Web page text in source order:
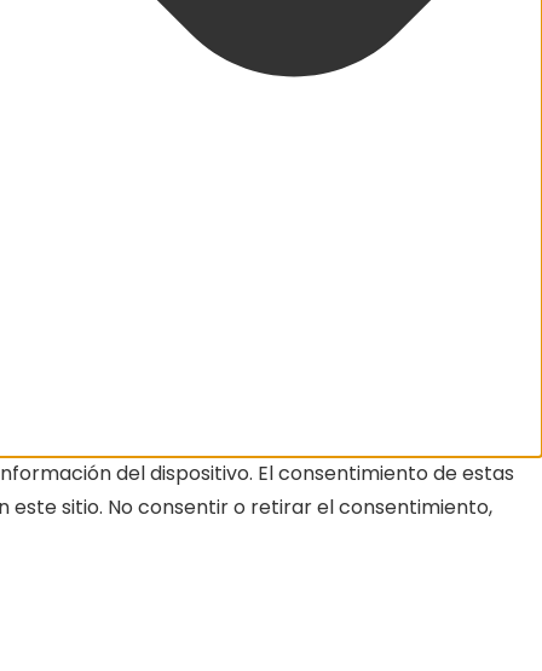
del dispositivo. El consentimiento de estas
sitio. No consentir o retirar el consentimiento,